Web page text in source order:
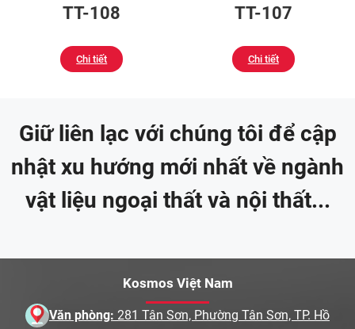
TT-108
Chi tiết
TT-107
Chi tiết
Giữ liên lạc với chúng tôi để cập
nhật xu hướng mới nhất về ngành
vật liệu ngoại thất và nội thất...
Kosmos Việt Nam
Văn phòng: 281 Tân Sơn, Phường Tân Sơn, TP. Hồ